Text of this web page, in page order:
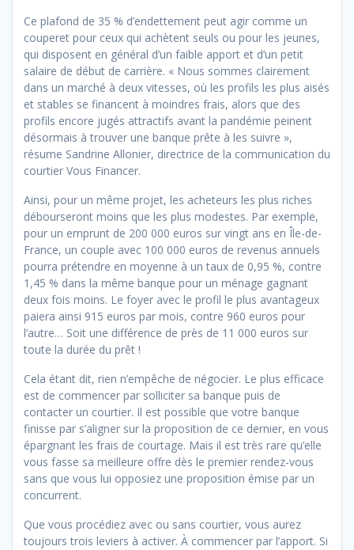
Ce plafond de 35 % d’endettement peut agir comme un
couperet pour ceux qui achètent seuls ou pour les jeunes,
qui disposent en général d’un faible apport et d’un petit
salaire de début de carrière. « Nous sommes clairement
dans un marché à deux vitesses, où les profils les plus aisés
et stables se financent à moindres frais, alors que des
profils encore jugés attractifs avant la pandémie peinent
désormais à trouver une banque prête à les suivre »,
résume Sandrine Allonier, directrice de la communication du
courtier Vous Financer.
Ainsi, pour un même projet, les acheteurs les plus riches
débourseront moins que les plus modestes. Par exemple,
pour un emprunt de 200 000 euros sur vingt ans en Île-de-
France, un couple avec 100 000 euros de revenus annuels
pourra prétendre en moyenne à un taux de 0,95 %, contre
1,45 % dans la même banque pour un ménage gagnant
deux fois moins. Le foyer avec le profil le plus avantageux
paiera ainsi 915 euros par mois, contre 960 euros pour
l’autre… Soit une différence de près de 11 000 euros sur
toute la durée du prêt !
Cela étant dit, rien n’empêche de négocier. Le plus efficace
est de commencer par solliciter sa banque puis de
contacter un courtier. Il est possible que votre banque
finisse par s’aligner sur la proposition de ce dernier, en vous
épargnant les frais de courtage. Mais il est très rare qu’elle
vous fasse sa meilleure offre dès le premier rendez-vous
sans que vous lui opposiez une proposition émise par un
concurrent.
Que vous procédiez avec ou sans courtier, vous aurez
toujours trois leviers à activer. À commencer par l’apport. Si